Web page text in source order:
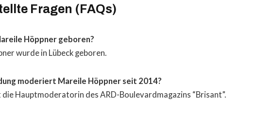
Fragen (FAQs)
Höppner geboren?
wurde in Lübeck geboren.
moderiert Mareile Höppner seit 2014?
Hauptmoderatorin des ARD-Boulevardmagazins “Brisant”.